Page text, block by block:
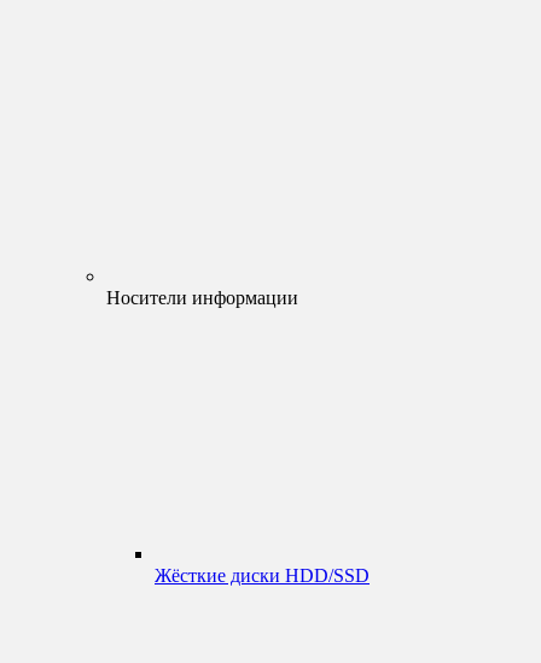
Носители информации
Жёсткие диски HDD/SSD